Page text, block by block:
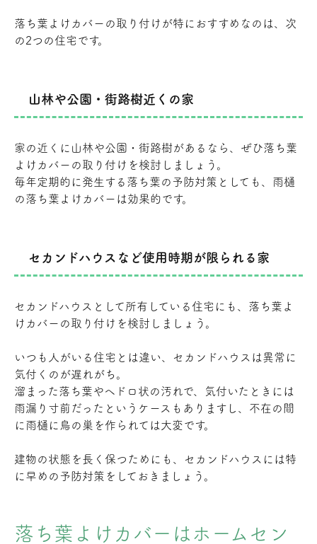
落ち葉よけカバーの取り付けが特におすすめなのは、次
の2つの住宅です。
山林や公園・街路樹近くの家
家の近くに山林や公園・街路樹があるなら、ぜひ落ち葉
よけカバーの取り付けを検討しましょう。
毎年定期的に発生する落ち葉の予防対策としても、雨樋
の落ち葉よけカバーは効果的です。
セカンドハウスなど使用時期が限られる家
セカンドハウスとして所有している住宅にも、落ち葉よ
けカバーの取り付けを検討しましょう。
いつも人がいる住宅とは違い、セカンドハウスは異常に
気付くのが遅れがち。
溜まった落ち葉やヘドロ状の汚れで、気付いたときには
雨漏り寸前だったというケースもありますし、不在の間
に雨樋に鳥の巣を作られては大変です。
建物の状態を長く保つためにも、セカンドハウスには特
に早めの予防対策をしておきましょう。
落ち葉よけカバーはホームセン